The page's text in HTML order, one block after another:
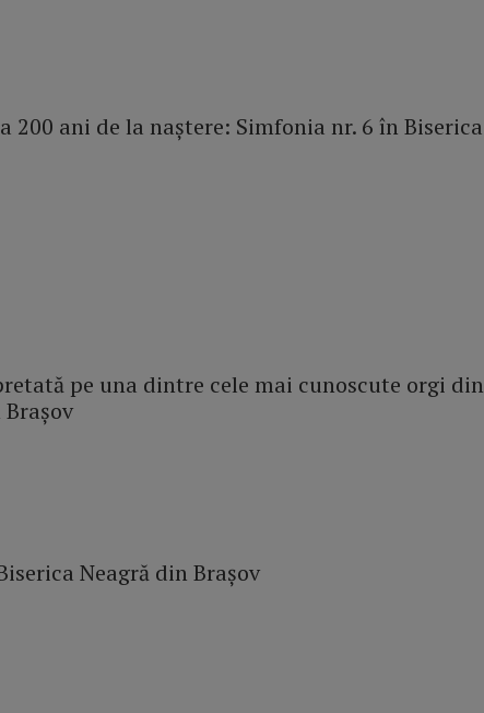
ani de la naștere: Simfonia nr. 6 în Biserica
pe una dintre cele mai cunoscute orgi din
Neagră din Brașov